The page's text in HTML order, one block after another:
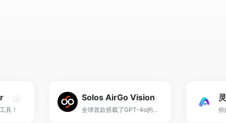
具！
Solos AirGo Vision
全球首款搭载了GPT-4o的智能眼镜！ 你